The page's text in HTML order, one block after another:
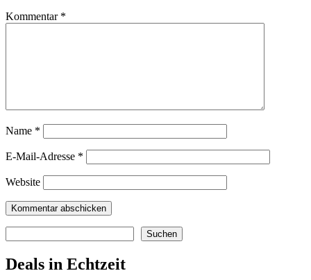
Kommentar *
Name *
E-Mail-Adresse *
Website
Suchen
Deals in Echtzeit